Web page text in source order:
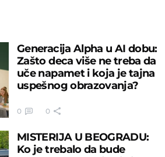
Generacija Alpha u AI dobu:
Zašto deca više ne treba da
uče napamet i koja je tajna
uspešnog obrazovanja?
0 0
MISTERIJA U BEOGRADU:
Ko je trebalo da bude